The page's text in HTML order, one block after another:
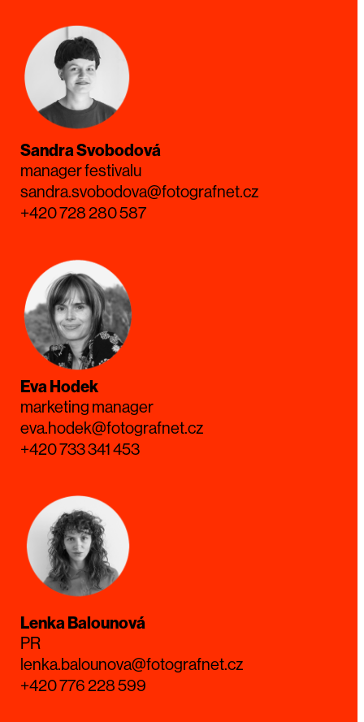
Sandra Svobodová
manager festivalu
sandra.svobodova@fotografnet.cz
+420 728 280 587
Eva Hodek
marketing manager
eva.hodek@fotografnet.cz
+420 733 341 453
Lenka Balounová
PR
lenka.balounova@fotografnet.cz
+420 776 228 599